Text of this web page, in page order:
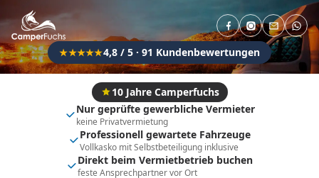
★★★★★4,8 / 5 · 91 Kundenbewertungen
10 Jahre Camperfuchs
Nur geprüfte gewerbliche Vermieter
keine Privatvermietung
Professionell gewartete Fahrzeuge
Vollkasko mit Selbstbeteiligung inklusive
Direkt beim Vermietbetrieb buchen
feste Ansprechpartner vor Ort
Flexibel (±3 Tage) Anhängerkupplung
Fahrzeugtyp
Vollintegriert Kastenwagen
Alkoven Teil-Integriert
Wohnwagen